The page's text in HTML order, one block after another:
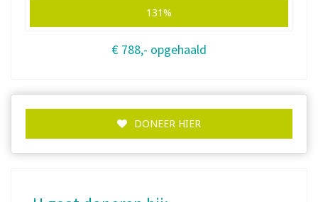
131%
€ 788,- opgehaald
DONEER HIER